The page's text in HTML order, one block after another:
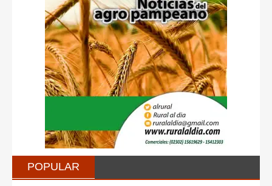
POPULAR